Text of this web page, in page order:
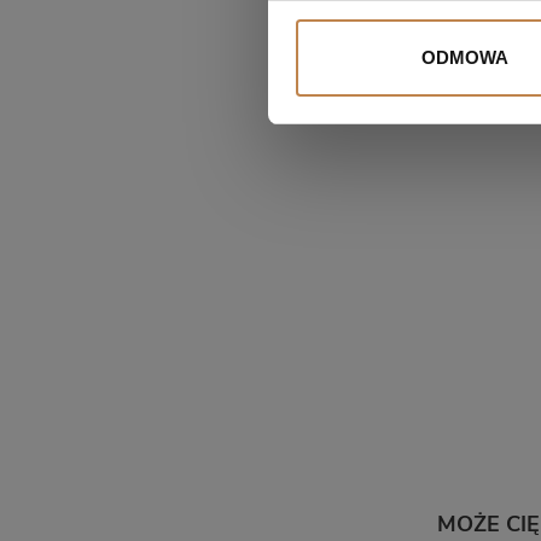
ODMOWA
MOŻE